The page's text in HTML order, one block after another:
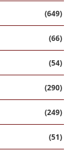
(649)
(66)
(54)
(290)
(249)
(51)